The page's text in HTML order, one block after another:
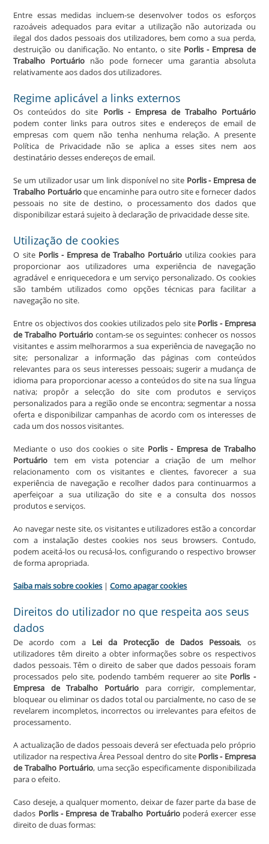
Entre essas medidas incluem-se desenvolver todos os esforços
razoáveis adequados para evitar a utilização não autorizada ou
ilegal dos dados pessoais dos utilizadores, bem como a sua perda,
destruição ou danificação. No entanto, o site Porlis - Empresa de
Trabalho Portuário não pode fornecer uma garantia absoluta
relativamente aos dados dos utilizadores.
Regime aplicável a links externos
Os conteúdos do site Porlis - Empresa de Trabalho Portuário
podem conter links para outros sites e endereços de email de
empresas com quem não tenha nenhuma relação. A presente
Política de Privacidade não se aplica a esses sites nem aos
destinatário desses endereços de email.
Se um utilizador usar um link disponível no site Porlis - Empresa de
Trabalho Portuárioque encaminhe para outro site e fornecer dados
pessoais no site de destino, o processamento dos dados que
disponibilizar estará sujeito à declaração de privacidade desse site.
Utilização de cookies
O site Porlis - Empresa de Trabalho Portuário utiliza cookies para
proporcionar aos utilizadores uma experiência de navegação
agradável e enriquecedora e um serviço personalizado. Os cookies
são também utilizados como opções técnicas para facilitar a
navegação no site.
Entre os objectivos dos cookies utilizados pelo site Porlis - Empresa
de Trabalho Portuáriocontam-se os seguintes: conhecer os nossos
visitantes e assim melhorarmos a sua experiência de navegação no
site; personalizar a informação das páginas com conteúdos
relevantes para os seus interesses pessoais; sugerir a mudança de
idioma para proporcionar acesso a conteúdos do site na sua língua
nativa; propôr a selecção do site com produtos e serviços
personalizados para a região onde se encontra; segmentar a nossa
oferta e disponibilizar campanhas de acordo com os interesses de
cada um dos nossos visitantes.
Mediante o uso dos cookies o site Porlis - Empresa de Trabalho
Portuário tem em vista potenciar a criação de um melhor
relacionamento com os visitantes e clientes, favorecer a sua
experiência de navegação e recolher dados para continuarmos a
aperfeiçoar a sua utilização do site e a consulta dos nossos
produtos e serviços.
Ao navegar neste site, os visitantes e utilizadores estão a concordar
com a instalação destes cookies nos seus browsers. Contudo,
podem aceitá-los ou recusá-los, configurando o respectivo browser
de forma apropriada.
Saiba mais sobre cookies |Como apagar cookies
Direitos do utilizador no que respeita aos seus
dados
De acordo com a Lei da Protecção de Dados Pessoais, os
utilizadores têm direito a obter informações sobre os respectivos
dados pessoais. Têm o direito de saber que dados pessoais foram
processados pelo site, podendo também requerer ao site Porlis -
Empresa de Trabalho Portuário para corrigir, complementar,
bloquear ou eliminar os dados total ou parcialmente, no caso de se
revelarem incompletos, incorrectos ou irrelevantes para efeitos de
processamento.
A actualização de dados pessoais deverá ser efectuada pelo próprio
utilizador na respectiva Área Pessoal dentro do site Porlis - Empresa
de Trabalho Portuário, uma secção especificamente disponibilizada
para o efeito.
Caso deseje, a qualquer momento, deixar de fazer parte da base de
dados Porlis - Empresa de Trabalho Portuáriopoderá exercer esse
direito de duas formas: